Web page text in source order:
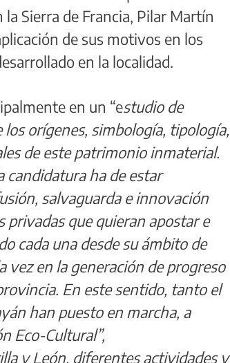
Sierra de Francia, Pilar Martín
de sus motivos en los
en la localidad.
en un “estudio de
orígenes, simbología, tipología,
de este patrimonio inmaterial.
candidatura ha de estar
salvaguarda e innovación
que quieran apostar e
cada una desde su ámbito de
vez en la generación de progreso
En este sentido, tanto el
han puesto en marcha, a
Eco-Cultural”,
y León, diferentes actividades y